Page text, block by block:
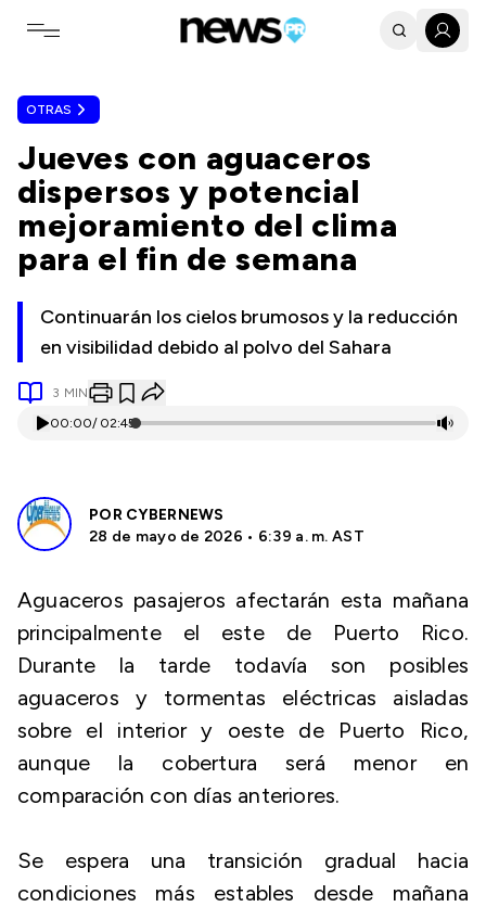
Toggle navigation menu
OTRAS
Jueves con aguaceros
dispersos y potencial
mejoramiento del clima
para el fin de semana
Continuarán los cielos brumosos y la reducción
en visibilidad debido al polvo del Sahara
3 MIN
00:00/ 02:45
POR CYBERNEWS
28 de mayo de 2026 • 6:39 a. m. AST
Aguaceros pasajeros afectarán esta mañana
principalmente el este de Puerto Rico.
Durante la tarde todavía son posibles
aguaceros y tormentas eléctricas aisladas
sobre el interior y oeste de Puerto Rico,
aunque la cobertura será menor en
comparación con días anteriores.
Se espera una transición gradual hacia
condiciones más estables desde mañana